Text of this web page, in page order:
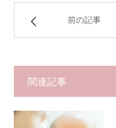
前の記事
関連記事